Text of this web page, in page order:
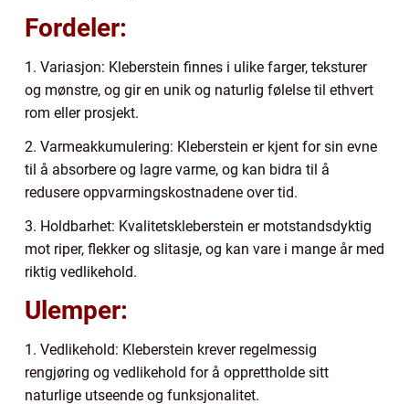
Fordeler:
1. Variasjon: Kleberstein finnes i ulike farger, teksturer
og mønstre, og gir en unik og naturlig følelse til ethvert
rom eller prosjekt.
2. Varmeakkumulering: Kleberstein er kjent for sin evne
til å absorbere og lagre varme, og kan bidra til å
redusere oppvarmingskostnadene over tid.
3. Holdbarhet: Kvalitetskleberstein er motstandsdyktig
mot riper, flekker og slitasje, og kan vare i mange år med
riktig vedlikehold.
Ulemper:
1. Vedlikehold: Kleberstein krever regelmessig
rengjøring og vedlikehold for å opprettholde sitt
naturlige utseende og funksjonalitet.